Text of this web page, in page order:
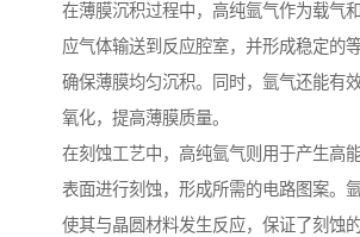
在薄膜沉积过程中，高纯氩气作为载气
应气体输送到反应腔室，并形成稳定的
确保薄膜均匀沉积。同时，氩气还能有
氧化，提高薄膜质量。
在刻蚀工艺中，高纯氩气则用于产生高
表面进行刻蚀，形成所需的电路图案。
使其与晶圆材料发生反应，保证了刻蚀